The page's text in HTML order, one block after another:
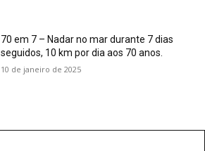
70 em 7 – Nadar no mar durante 7 dias
seguidos, 10 km por dia aos 70 anos.
10 de janeiro de 2025